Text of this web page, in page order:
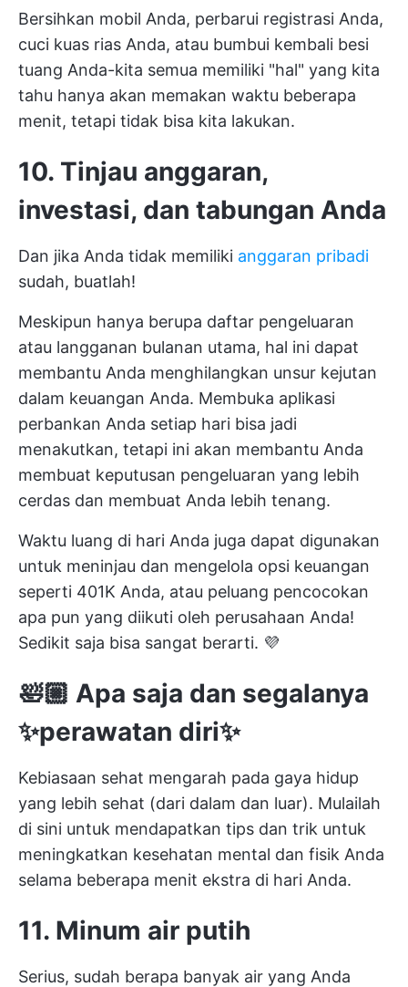
Bersihkan mobil Anda, perbarui registrasi Anda,
cuci kuas rias Anda, atau bumbui kembali besi
tuang Anda-kita semua memiliki "hal" yang kita
tahu hanya akan memakan waktu beberapa
menit, tetapi tidak bisa kita lakukan.
10. Tinjau anggaran,
investasi, dan tabungan Anda
Dan jika Anda tidak memiliki anggaran pribadi
sudah, buatlah!
Meskipun hanya berupa daftar pengeluaran
atau langganan bulanan utama, hal ini dapat
membantu Anda menghilangkan unsur kejutan
dalam keuangan Anda. Membuka aplikasi
perbankan Anda setiap hari bisa jadi
menakutkan, tetapi ini akan membantu Anda
membuat keputusan pengeluaran yang lebih
cerdas dan membuat Anda lebih tenang.
Waktu luang di hari Anda juga dapat digunakan
untuk meninjau dan mengelola opsi keuangan
seperti 401K Anda, atau peluang pencocokan
apa pun yang diikuti oleh perusahaan Anda!
Sedikit saja bisa sangat berarti. 💜
🛀🏼 Apa saja dan segalanya
✨perawatan diri✨
Kebiasaan sehat mengarah pada gaya hidup
yang lebih sehat (dari dalam dan luar). Mulailah
di sini untuk mendapatkan tips dan trik untuk
meningkatkan kesehatan mental dan fisik Anda
selama beberapa menit ekstra di hari Anda.
11. Minum air putih
Serius, sudah berapa banyak air yang Anda